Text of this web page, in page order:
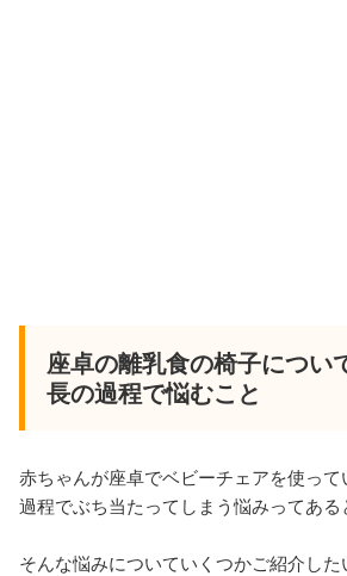
座卓の離乳食の椅子につい
長の過程で悩むこと
赤ちゃんが座卓でベビーチェアを使って
過程でぶち当たってしまう悩みってある
そんな悩みについていくつかご紹介した